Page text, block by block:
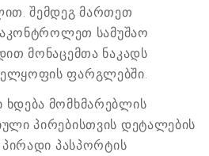
შემდეგ მართეთ
აკონტროლეთ სამუშაო
მონაცემთა ნაკადს
ფარგლებში.
მომხმარებლის
პირებისთვის დეტალების
პირადი პასპორტის